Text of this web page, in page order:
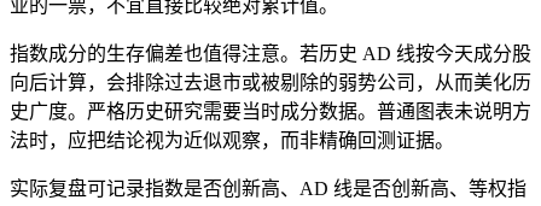
业的一票，不宜直接比较绝对累计值。
指数成分的生存偏差也值得注意。若历史 AD 线按今天成分股
向后计算，会排除过去退市或被剔除的弱势公司，从而美化历
史广度。严格历史研究需要当时成分数据。普通图表未说明方
法时，应把结论视为近似观察，而非精确回测证据。
实际复盘可记录指数是否创新高、AD 线是否创新高、等权指